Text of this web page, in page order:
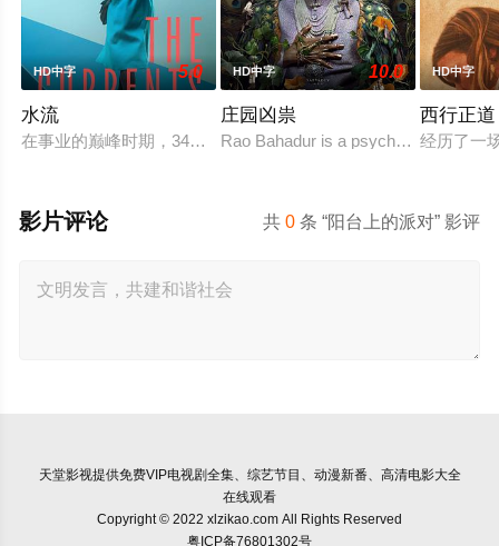
HD中字 5.0
水流
在事业的巅峰时期，34岁的阿根廷造型师丽娜在瑞士的一场颁
HD中字 10.0
庄园凶祟
Rao Bahadur is a psychological
HD中字
西行正道
经历了一
共0 条 “阳台上的派对” 影评
影片评论
天堂影视提供免费VIP电视剧全集、综艺节目、动漫新番、高清电影大全
在线观看
Copyright © 2022 xlzikao.com All Rights Reserved
粤ICP备76801302号